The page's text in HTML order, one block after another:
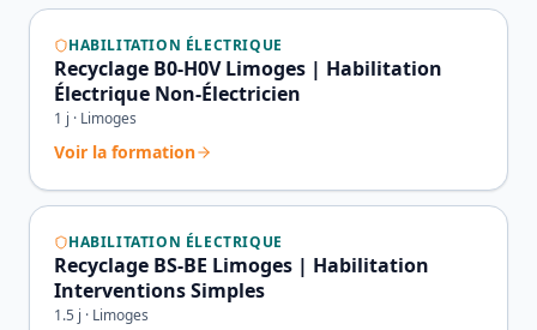
HABILITATION ÉLECTRIQUE
Recyclage B0-H0V Limoges | Habilitation
Électrique Non-Électricien
1 j · Limoges
Voir la formation
HABILITATION ÉLECTRIQUE
Recyclage BS-BE Limoges | Habilitation
Interventions Simples
1.5 j · Limoges